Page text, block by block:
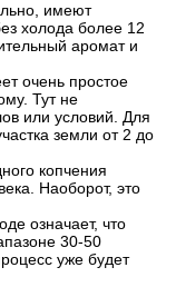
имеют
холода более 12
аромат и
очень простое
Тут не
или условий. Для
земли от 2 до
копчения
Наоборот, это
означает, что
30-50
уже будет